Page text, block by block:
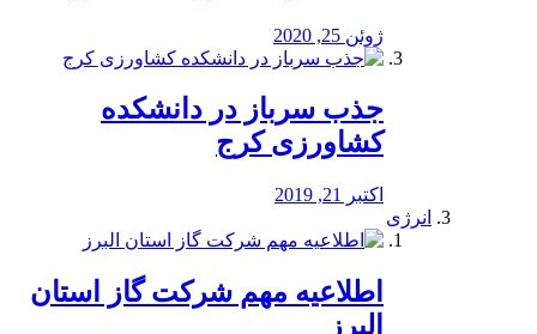
ژوئن 25, 2020
جذب سرباز در دانشکده
کشاورزی کرج
اکتبر 21, 2019
انرژی
️اطلاعیه مهم شرکت گاز استان
البرز